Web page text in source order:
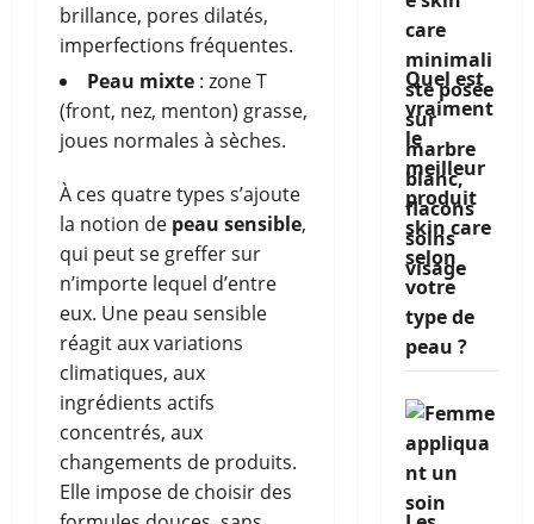
brillance, pores dilatés,
imperfections fréquentes.
Peau mixte : zone T
(front, nez, menton) grasse,
joues normales à sèches.
À ces quatre types s’ajoute
la notion de peau sensible,
qui peut se greffer sur
n’importe lequel d’entre
eux. Une peau sensible
réagit aux variations
climatiques, aux
ingrédients actifs
concentrés, aux
changements de produits.
Elle impose de choisir des
Quel est
vraiment
le
meilleur
produit
skin care
selon
votre
type de
peau ?